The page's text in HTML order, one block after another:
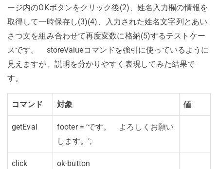
ージ内のOKボタンをクリック後(2)、姓名入力欄の情報を
取得して一時保存し(3)(4)、入力された姓名文字列とあい
さつ文を組み合わせて再度変数に格納(5)するテストケー
スです。 storeValueコマンドを強引に使っているように
見えますが、説明を分かりやすく表現してみた結果で
す。
コマンド 対象 値
getEval
footer = ‘です。 よろしくお願い
します。’;
click ok-button